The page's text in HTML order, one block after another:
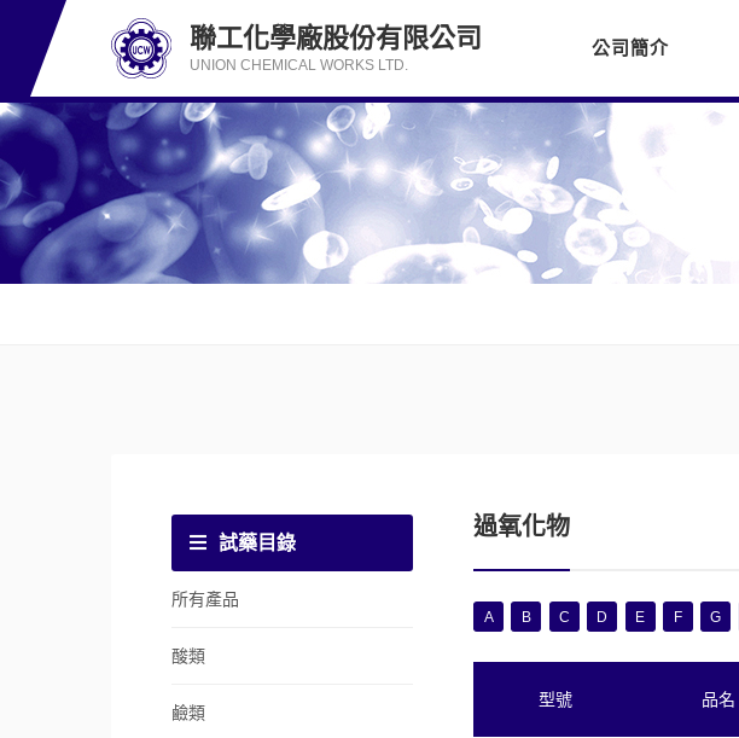
試藥目錄
所有產品
酸類
鹼類
過氧化物
A B C D E F G
型號 品名
聯工化學廠股份有限公司
UNION CHEMICAL WORKS LTD.
公司簡介